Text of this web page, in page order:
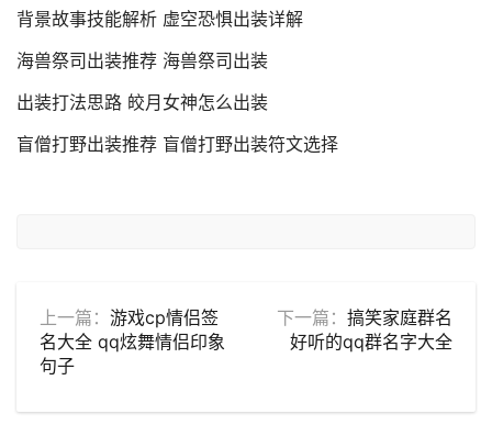
背景故事技能解析 虚空恐惧出装详解
海兽祭司出装推荐 海兽祭司出装
出装打法思路 皎月女神怎么出装
盲僧打野出装推荐 盲僧打野出装符文选择
上一篇： 游戏cp情侣签
名大全 qq炫舞情侣印象
句子
下一篇： 搞笑家庭群名
好听的qq群名字大全